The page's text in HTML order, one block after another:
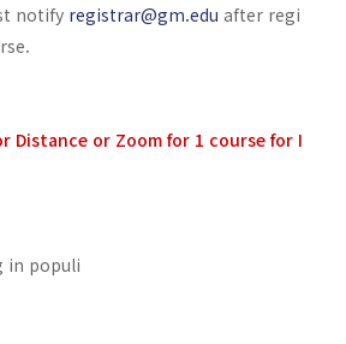
notify registrar@gm.edu after regi
Distance or Zoom for 1 course for I
in populi